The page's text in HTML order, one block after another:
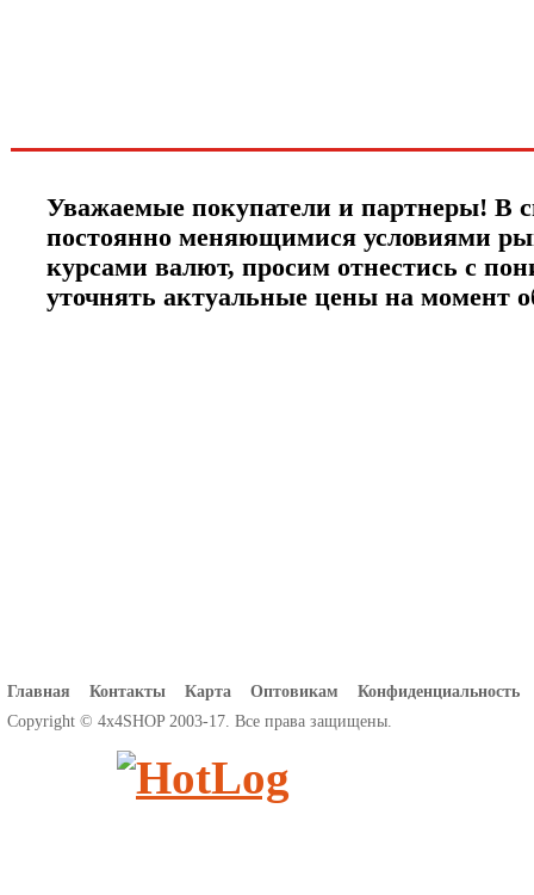
Уважаемые покупатели и партнеры! В
постоянно меняющимися условиями
курсами валют, просим отнестись с
уточнять актуальные цены на момент
Главная Контакты Карта Оптовикам
Конфиденциальность
Copyright © 4x4SHOP 2003-17. Все права защищены.